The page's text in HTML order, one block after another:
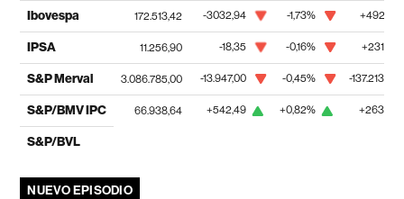
Ibovespa 172.513,42 -3032,94 -1,73% +492,73
IPSA 11.256,90 -18,35 -0,16% +231,69
S&P Merval 3.086.785,00 -13.947,00 -0,45% -137.213,00
S&P/BMV IPC 66.938,64 +542,49 +0,82% +263,94
S&P/BVL
NUEVO EPISODIO